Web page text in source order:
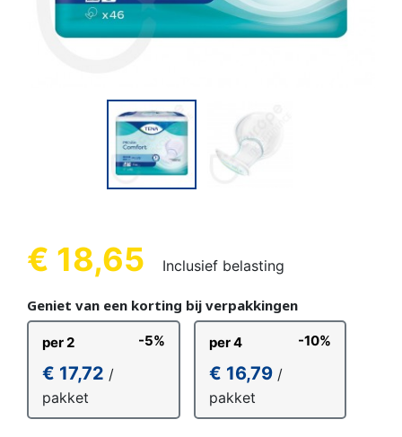
€ 18,65 Inclusief belasting
Geniet van een korting bij verpakkingen
per 2 -5%
€ 17,72 /
pakket
per 4 -10%
€ 16,79 /
pakket